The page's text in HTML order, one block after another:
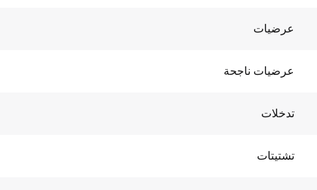
عرضيات
عرضيات ناجحة
تدخلات
تشتيتات